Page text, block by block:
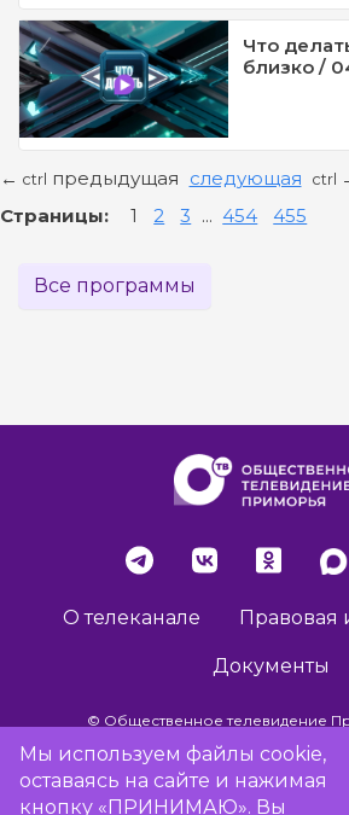
Что
близко /
← ctrl предыдущая следующая ctrl
Страницы: 1 2 3 ... 454 455
Все программы
О телеканале Правовая
Документы
© Общественное телевидение
Разработка сайта -
Мы используем файлы cookie,
оставаясь на сайте и нажимая
кнопку «ПРИНИМАЮ». Вы